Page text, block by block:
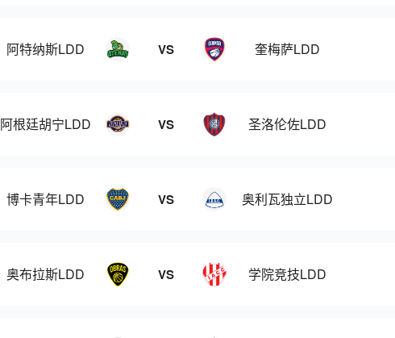
阿特纳斯LDD VS 奎梅萨LDD
阿根廷胡宁LDD VS 圣洛伦佐LDD
博卡青年LDD VS 奥利瓦独立LDD
奥布拉斯LDD VS 学院竞技LDD